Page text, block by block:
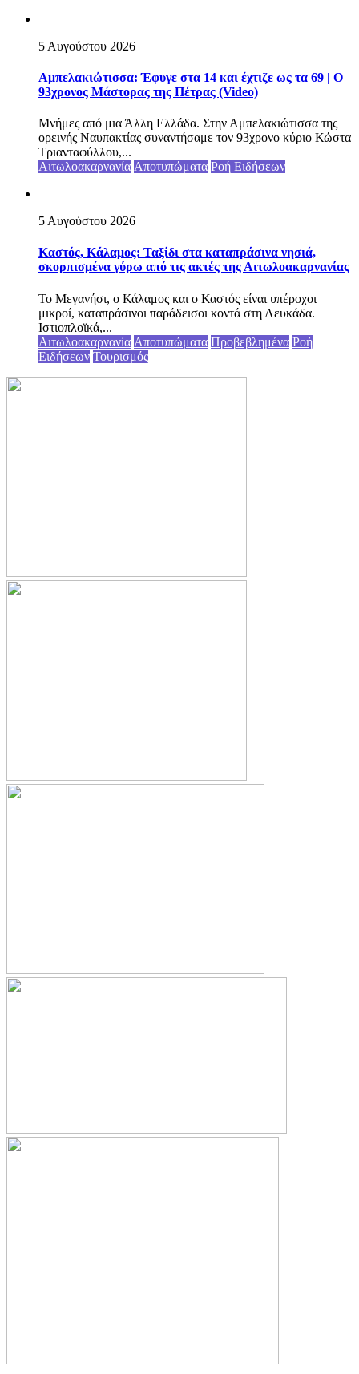
5 Αυγούστου 2026
Αμπελακιώτισσα: Έφυγε στα 14 και έχτιζε ως τα 69 | Ο
93χρονος Μάστορας της Πέτρας (Video)
Μνήμες από μια Άλλη Ελλάδα. Στην Αμπελακιώτισσα της
ορεινής Ναυπακτίας συναντήσαμε τον 93χρονο κύριο Κώστα
Τριανταφύλλου,...
Αιτωλοακαρνανία Αποτυπώματα Ροή Ειδήσεων
5 Αυγούστου 2026
Καστός, Κάλαμος: Ταξίδι στα καταπράσινα νησιά,
σκορπισμένα γύρω από τις ακτές της Αιτωλοακαρνανίας
Το Μεγανήσι, ο Κάλαμος και ο Καστός είναι υπέροχοι
μικροί, καταπράσινοι παράδεισοι κοντά στη Λευκάδα.
Ιστιοπλοϊκά,...
Αιτωλοακαρνανία Αποτυπώματα Προβεβλημένα Ροή
Ειδήσεων Τουρισμός